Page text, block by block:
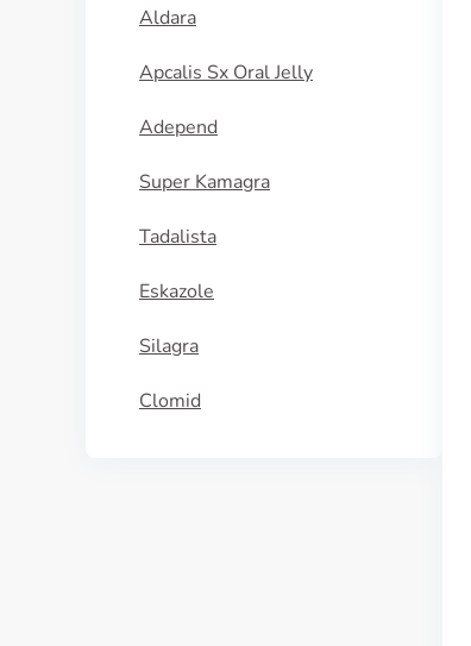
Aldara
Apcalis Sx Oral Jelly
Adepend
Super Kamagra
Tadalista
Eskazole
Silagra
Clomid